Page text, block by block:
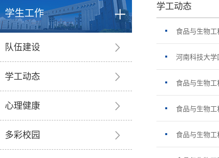
学生工作
队伍建设
学工动态
心理健康
多彩校园
学工动态
食品与生物
河南科技大
食品与生物
食品与生物
食品与生物